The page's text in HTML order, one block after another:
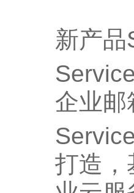
新产
企业邮
打造，